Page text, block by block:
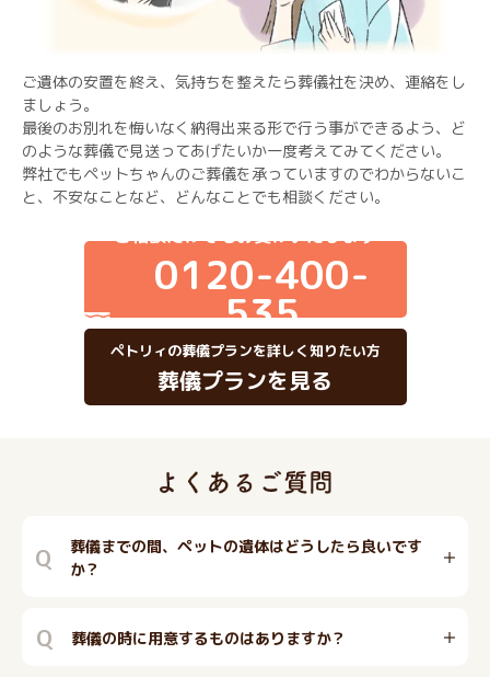
ご遺体の安置を終え、気持ちを整えたら葬儀社を決め、連絡をし
ましょう。
最後のお別れを悔いなく納得出来る形で行う事ができるよう、ど
のような葬儀で見送ってあげたいか一度考えてみてください。
弊社でもペットちゃんのご葬儀を承っていますのでわからないこ
と、不安なことなど、どんなことでも相談ください。
ご相談だけでもお受けいたします
0120-400-
535
ペトリィの葬儀プランを詳しく知りたい方
葬儀プランを見る
Q
葬儀までの間、ペットの遺体はどうしたら良いです
か？
Q 葬儀の時に用意するものはありますか？